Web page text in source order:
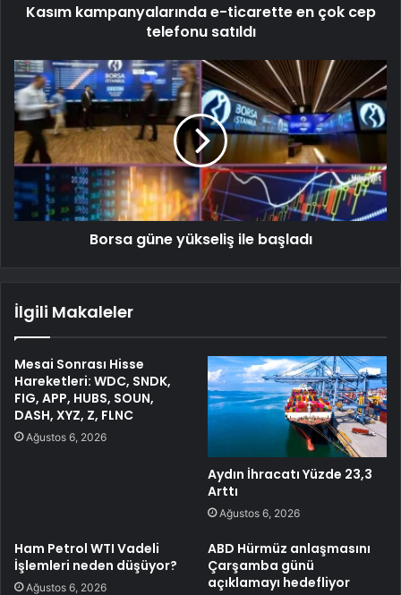
Kasım kampanyalarında e-ticarette en çok cep
telefonu satıldı
Borsa güne yükseliş ile başladı
İlgili Makaleler
Mesai Sonrası Hisse
Hareketleri: WDC, SNDK,
FIG, APP, HUBS, SOUN,
DASH, XYZ, Z, FLNC
Ağustos 6, 2026
Aydın İhracatı Yüzde 23,3
Arttı
Ağustos 6, 2026
Ham Petrol WTI Vadeli
İşlemleri neden düşüyor?
Ağustos 6, 2026
ABD Hürmüz anlaşmasını
Çarşamba günü
açıklamayı hedefliyor